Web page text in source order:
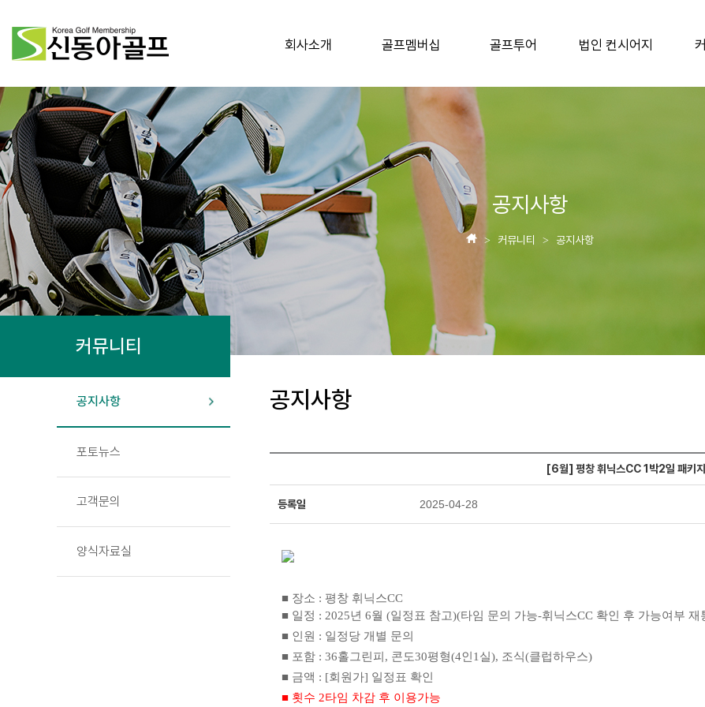
회사소개 골프멤버십 골프투어 법인 컨시어지
공지사항
> 커뮤니티 > 공지사항
커뮤니티
공지사항
포토뉴스
고객문의
양식자료실
공지사항
[6월] 평창 휘닉스CC 1박2일 패키
등록일 2025-04-28
■ 장소 : 평창 휘닉스CC
■ 일정 : 2025년 6월 (일정표 참고)(타임 문의 가능-휘닉스CC 확인 후 가능여부 재
■ 인원 : 일정당 개별 문의
■ 포함 : 36홀그린피 , 콘도30평형(4인 1 실), 조식(클럽하우스)
■ 금액 : [회원가] 일정표 확인
■ 횟수 2타임 차감 후 이용가능